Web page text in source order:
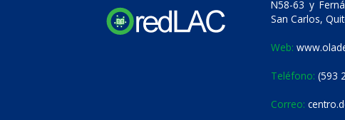
N58-63 y
San Carlos,
Web:
Teléfono: (593
Correo: